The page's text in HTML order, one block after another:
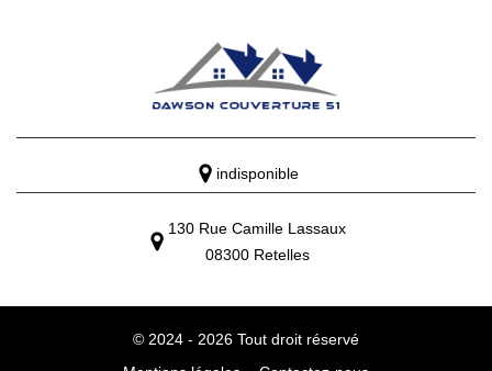
indisponible
130 Rue Camille Lassaux
08300 Retelles
© 2024 - 2026 Tout droit réservé